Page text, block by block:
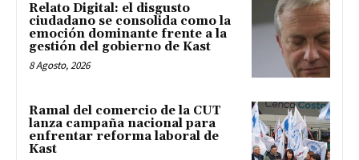
Relato Digital: el disgusto
ciudadano se consolida como la
emoción dominante frente a la
gestión del gobierno de Kast
8 Agosto, 2026
Ramal del comercio de la CUT
lanza campaña nacional para
enfrentar reforma laboral de
Kast